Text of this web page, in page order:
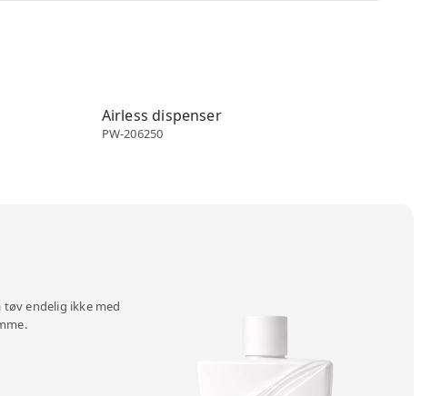
Airless dispenser
PW-206250
tøv endelig ikke med